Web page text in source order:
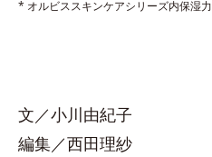
* オルビススキンケアシリーズ内保湿力
文／小川由紀子
編集／西田理紗